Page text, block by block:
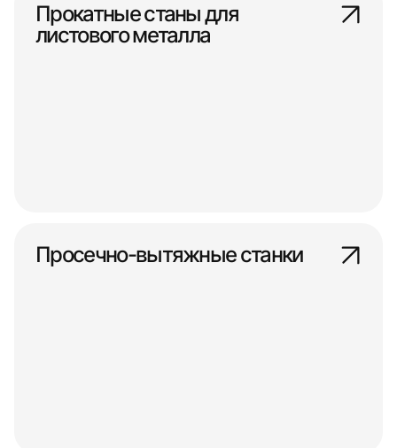
Прокатные станы для
листового металла
Просечно-вытяжные станки